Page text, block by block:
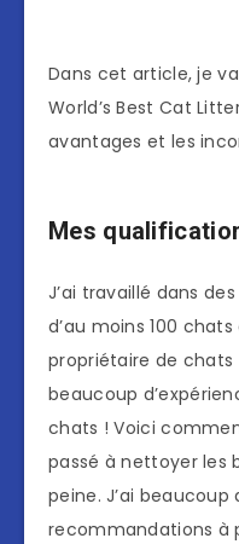
Dans cet article, je
World’s Best Cat
avantages et les
Mes
J’ai travaillé dans
d’au moins 100
propriétaire de chats
beaucoup
chats ! Voici
passé à nettoyer les
peine. J’ai beaucoup
recommandations à